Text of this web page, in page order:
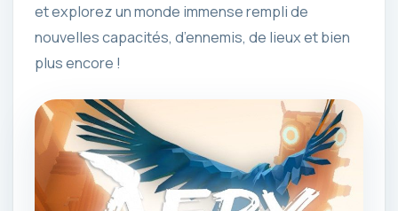
et explorez un monde immense rempli de
nouvelles capacités, d’ennemis, de lieux et bien
plus encore !